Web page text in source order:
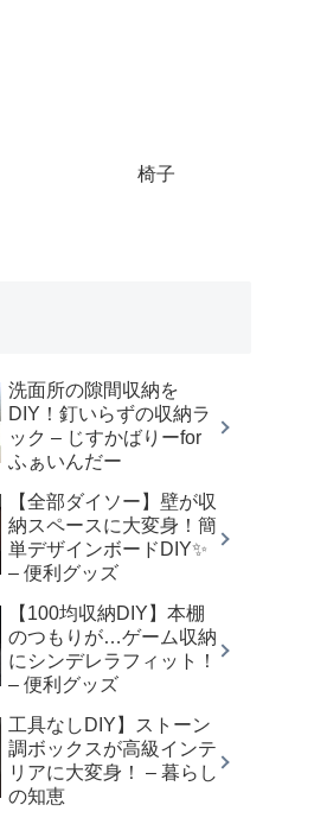
椅子
洗面所の隙間収納を
DIY！釘いらずの収納ラ
ック – じすかばりーfor
ふぁいんだー
【全部ダイソー】壁が収
納スペースに大変身！簡
単デザインボードDIY✨
– 便利グッズ
【100均収納DIY】本棚
のつもりが…ゲーム収納
にシンデレラフィット！
– 便利グッズ
工具なしDIY】ストーン
調ボックスが高級インテ
リアに大変身！ – 暮らし
の知恵